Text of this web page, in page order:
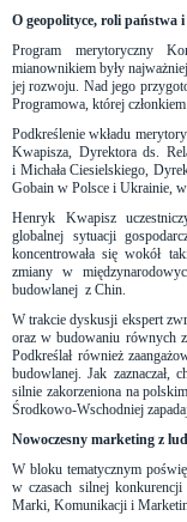
O geopolityce, roli państwa
Program merytoryczny
mianownikiem były
jej rozwoju. Nad jego
Programowa, której
Podkreślenie wkładu
Kwapisza, Dyrektora ds.
i Michała Ciesielskiego,
Gobain w Polsce i Ukrainie,
Henryk Kwapisz
globalnej sytuacji
koncentrowała się wokół
zmiany w
budowlanej z Chin.
W trakcie dyskusji ekspert
oraz w budowaniu równych
Podkreślał również
budowlanej. Jak zaznaczał,
silnie zakorzeniona na
Środkowo-Wschodniej
Nowoczesny marketing z
W bloku tematycznym
w czasach silnej
Marki, Komunikacji i